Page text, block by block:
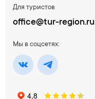
Для туристов
office@tur-region.ru
Мы в соцсетях: